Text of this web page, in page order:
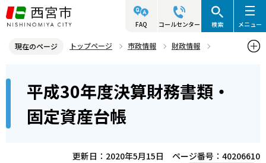
こ
の
ジ
頭
FAQ コールセンター 検索 メニュー
現在のページ トップページ 市政情報
財政情報
平成30年度決算財務書類・固定資産台帳
平成30年度決算財務書類・
固定資産台帳
更新日：2020年5月15日
ページ番号：40206610